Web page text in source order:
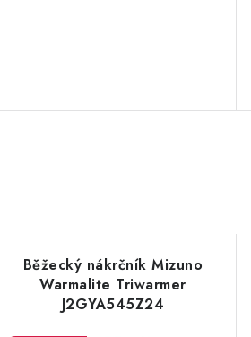
Běžecký nákrčník Mizuno
Warmalite Triwarmer
J2GYA545Z24